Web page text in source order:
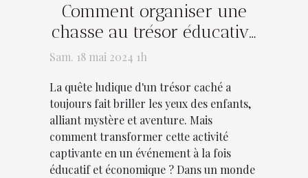
Comment organiser une
chasse au trésor éducative
pour enfants sans se
Sam. 18 mai 2024 1h
La quête ludique d'un trésor caché a
toujours fait briller les yeux des enfants,
alliant mystère et aventure. Mais
comment transformer cette activité
captivante en un événement à la fois
éducatif et économique ? Dans un monde